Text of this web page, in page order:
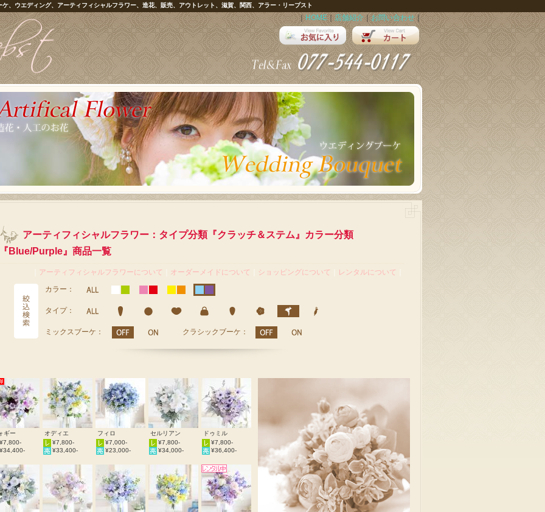
ケ、ウエディング、アーティフィシャルフラワー、造花、販売、アウトレット、滋賀、関西、アラー・リープスト
｜ HOME｜ 店舗紹介 ｜お問い合わせ｜
アーティフィシャルフラワー：タイプ分類『クラッチ＆ステム』カラー分類
Blue/Purple』商品一覧
アーティフィシャルフラワーについて オーダーメイドについて ショッピングについて レンタルについて
カラー：
タイプ：
ミックスブーケ： クラシックブーケ：
ギー
¥7,800-
¥34,400-
オディエ
¥7,800-
¥33,400-
フィロ
¥7,000-
¥23,000-
セルリアン
¥7,800-
¥34,000-
ドゥミル
¥7,800-
¥36,400-